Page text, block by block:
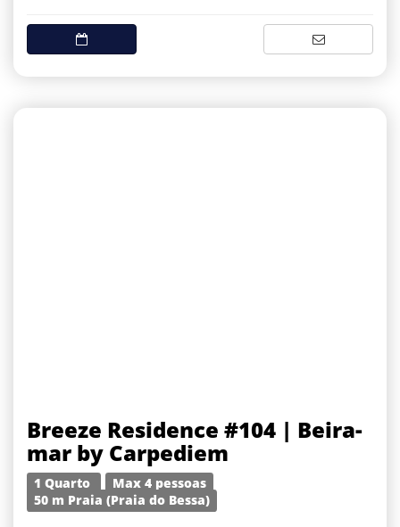
Breeze Residence #104 | Beira-
mar by Carpediem
1 Quarto
Max 4 pessoas
50 m Praia (Praia do Bessa)